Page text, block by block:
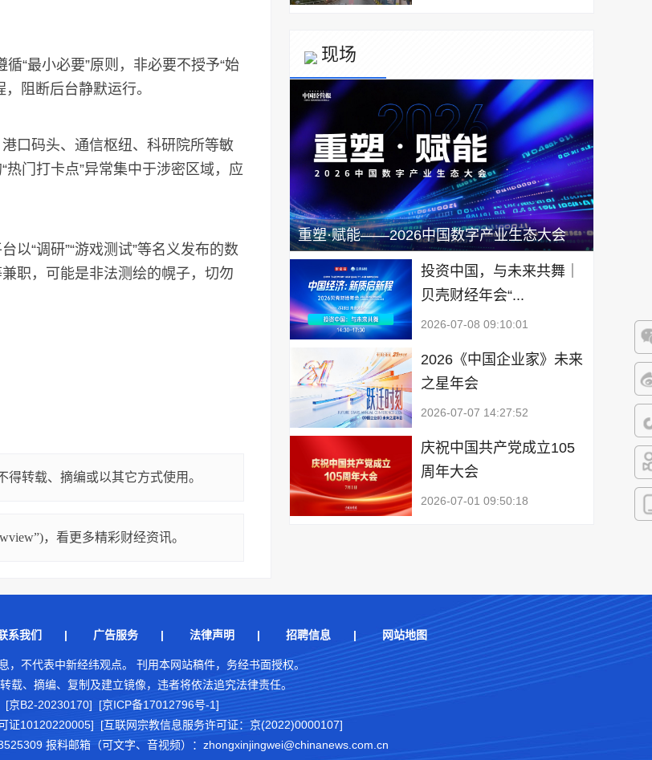
微
微
抖
快
“最小必要”原则，非必要不授予“始
阻断后台静默运行。
口码头、通信枢纽、科研院所等敏
门打卡点”异常集中于涉密区域，应
以“调研”“游戏测试”等名义发布的数
职，可能是非法测绘的幌子，切勿
转载、摘编或以其它方式使用。
，看更多精彩财经资讯。
现场
重塑·赋能——2026中国数字产业生态大会
投资中国，与未来共舞｜
贝壳财经年会“...
2026-07-08 09:10:01
2026《中国企业家》未来
之星年会
2026-07-07 14:27:52
庆祝中国共产党成立105
周年大会
2026-07-01 09:50:18
系我们 | 广告服务| 法律声明 | 招聘信息 | 网站地图
，不代表中新经纬观点。 刊用本网站稿件，务经书面授权。
载、摘编、复制及建立镜像，违者将依法追究法律责任。
[京B2-20230170] [京ICP备17012796号-1]
证10120220005]
[互联网宗教信息服务许可证：京(2022)0000107]
报料邮箱（可文字、音视频）：zhongxinjingwei@chinanews.com.cn